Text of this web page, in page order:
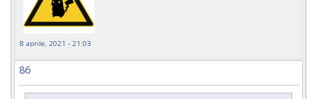
8 aprile, 2021 - 21:03
86